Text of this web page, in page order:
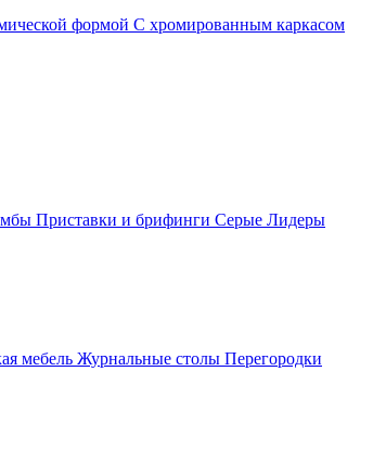
формой С хромированным каркасом
Приставки и брифинги Серые Лидеры
мебель Журнальные столы Перегородки